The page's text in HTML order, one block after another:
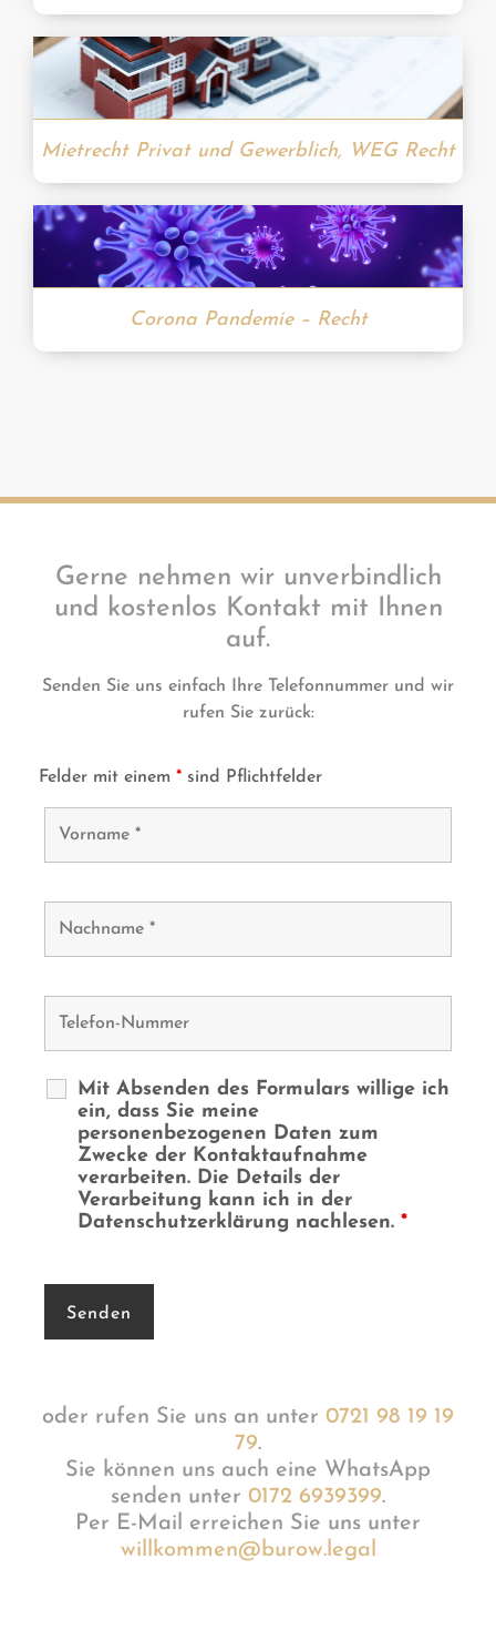
Mietrecht Privat und Gewerblich, WEG Recht
Corona Pandemie – Recht
Gerne nehmen wir unverbindlich
und kostenlos Kontakt mit Ihnen
auf.
Senden Sie uns einfach Ihre Telefonnummer und wir
rufen Sie zurück:
Felder mit einem * sind Pflichtfelder
Mit Absenden des Formulars willige ich
ein, dass Sie meine
personenbezogenen Daten zum
Zwecke der Kontaktaufnahme
verarbeiten. Die Details der
Verarbeitung kann ich in der
Datenschutzerklärung nachlesen. *
oder rufen Sie uns an unter 0721 98 19 19
79.
Sie können uns auch eine WhatsApp
senden unter 0172 6939399.
Per E-Mail erreichen Sie uns unter
willkommen@burow.legal